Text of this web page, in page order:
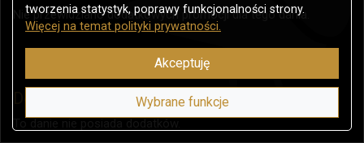
Nie przewidziano dodatkowych promocji dla tego dania.
Dostępne dodatki do dania
To danie nie posiada dodatków.
tworzenia statystyk, poprawy funkcjonalności strony.
Więcej na temat polityki prywatności.
Akceptuję
Wybrane funkcje